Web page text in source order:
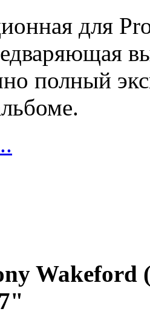
для
полный
Wakeford